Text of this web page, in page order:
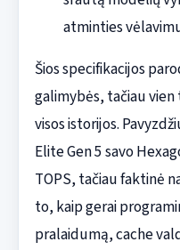
atminties
Šios specifikacijos
galimybės, tačiau vien
visos istorijos.
Elite Gen 5 savo
TOPS, tačiau faktinė
to, kaip gerai
pralaidumą, cache